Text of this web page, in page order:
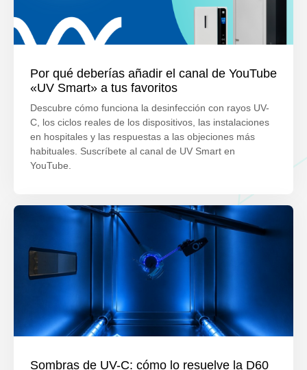
Por qué deberías añadir el canal de YouTube
«UV Smart» a tus favoritos
Descubre cómo funciona la desinfección con rayos UV-
C, los ciclos reales de los dispositivos, las instalaciones
en hospitales y las respuestas a las objeciones más
habituales. Suscríbete al canal de UV Smart en
YouTube.
Sombras de UV-C: cómo lo resuelve la D60